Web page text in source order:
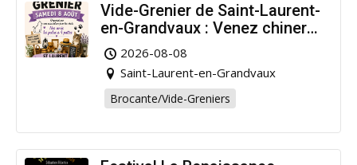
Vide-Grenier de Saint-Laurent-
en-Grandvaux : Venez chiner
pour la bonne cause !
2026-08-08
Saint-Laurent-en-Grandvaux
Brocante/Vide-Greniers